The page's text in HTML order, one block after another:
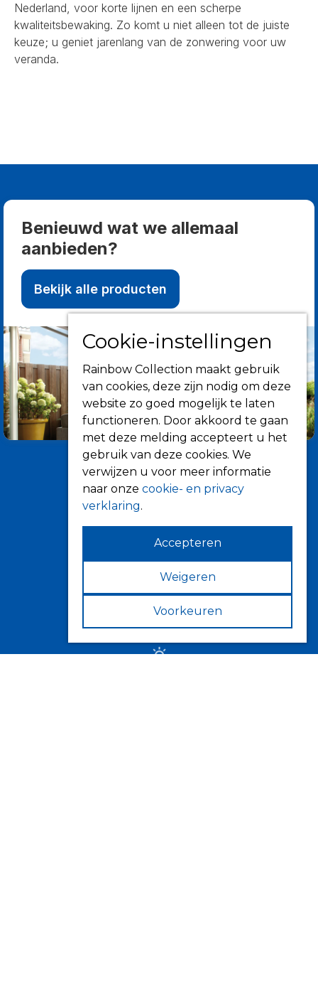
Nederland, voor korte lijnen en een scherpe
kwaliteitsbewaking. Zo komt u niet alleen tot de juiste
keuze; u geniet jarenlang van de zonwering voor uw
veranda.
Benieuwd wat we allemaal
aanbieden?
Bekijk alle producten
Informatie
Over ons
Tips
Verkooppunten
Cookie-instellingen
Rainbow Collection maakt gebruik
van cookies, deze zijn nodig om deze
website zo goed mogelijk te laten
functioneren. Door akkoord te gaan
met deze melding accepteert u het
gebruik van deze cookies. We
verwijzen u voor meer informatie
naar onze cookie- en privacy
verklaring.
Accepteren
Weigeren
Voorkeuren